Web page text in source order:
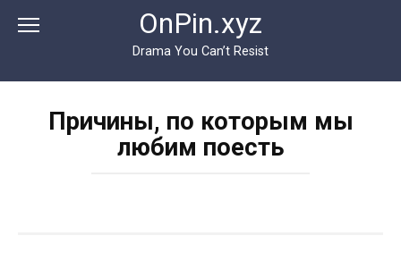
OnPin.xyz
Drama You Can’t Resist
Причины, по которым мы
любим поесть